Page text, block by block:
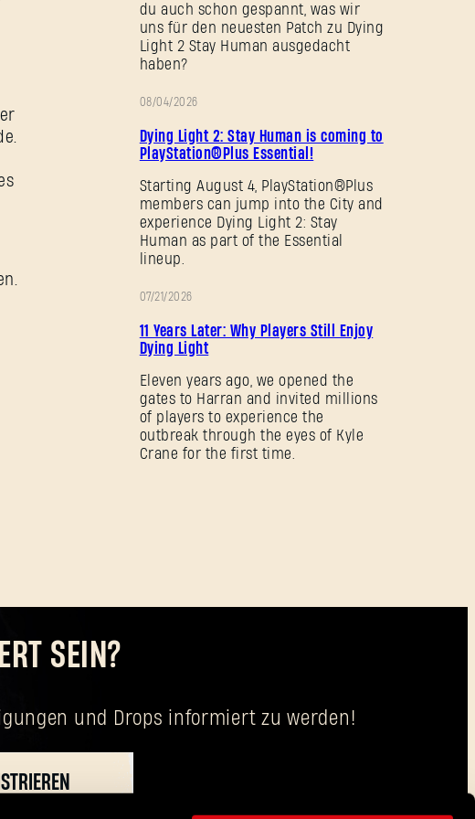
du auch schon gespannt, was wir
uns für den neuesten Patch zu Dying
Light 2 Stay Human ausgedacht
haben?
08/04/2026
Dying Light 2: Stay Human is coming to
PlayStation®Plus Essential!
Starting August 4, PlayStation®Plus
members can jump into the City and
experience Dying Light 2: Stay
Human as part of the Essential
lineup.
07/21/2026
11 Years Later: Why Players Still Enjoy
Dying Light
Eleven years ago, we opened the
gates to Harran and invited millions
of players to experience the
outbreak through the eyes of Kyle
Crane for the first time.
SEIN?
und Drops informiert zu werden!